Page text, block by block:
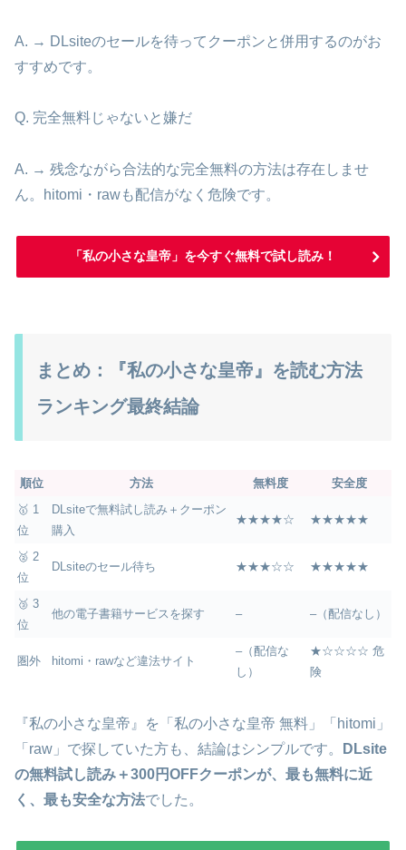
A. → DLsiteのセールを待ってクーポンと併用するのがお
すすめです。
Q. 完全無料じゃないと嫌だ
A. → 残念ながら合法的な完全無料の方法は存在しませ
ん。hitomi・rawも配信がなく危険です。
「私の小さな皇帝」を今すぐ無料で試し読み！
まとめ：『私の小さな皇帝』を読む方法
ランキング最終結論
順位 方法 無料度
安全度
🥇 1
位
DLsiteで無料試し読み＋クーポン
購入
★★★★☆ ★★★★★
🥈 2
位
DLsiteのセール待ち ★★★☆☆ ★★★★★
🥉 3
位
他の電子書籍サービスを探す – –（配信なし）
圏外 hitomi・rawなど違法サイト
–（配信な
し）
★☆☆☆☆ 危
険
『私の小さな皇帝』を「私の小さな皇帝 無料」「hitomi」
「raw」で探していた方も、結論はシンプルです。
DLsite
の無料試し読み＋300円OFFクーポンが、最も無料に近
く、最も安全な方法でした。